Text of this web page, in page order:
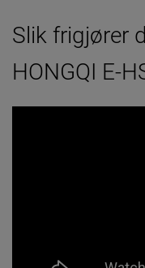
Slik frigjører
HONGQI E-